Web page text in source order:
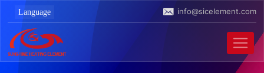
info@sicelement.com